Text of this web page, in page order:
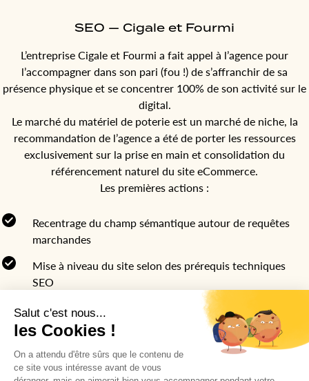
SEO — Cigale et Fourmi
L’entreprise Cigale et Fourmi a fait appel à l’agence pour
l’accompagner dans son pari (fou !) de s’affranchir de sa
présence physique et se concentrer 100% de son activité sur le
digital.
Le marché du matériel de poterie est un marché de niche, la
recommandation de l’agence a été de porter les ressources
exclusivement sur la prise en main et consolidation du
référencement naturel du site eCommerce.
Les premières actions :
Recentrage du champ sémantique autour de requêtes
marchandes
Mise à niveau du site selon des prérequis techniques
SEO
Retravail des éléments fixes et structurels du site
Déploiement nouvelle arborescence optimisée
référencement naturel et structurée autour du nouveau
champ sémantique